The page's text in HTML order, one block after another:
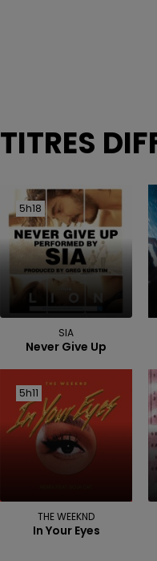
TITRES
5h18
5h18
SIA
Never Give Up
5h11
5h11
THE WEEKND
In Your Eyes